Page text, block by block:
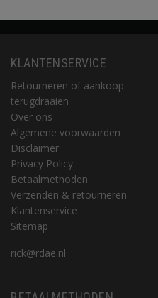
KLANTENSERVICE
Retourneren of aankoop
terugdraaien
Over ons
Algemene voorwaarden
Disclaimer
Privacy Policy
Betaalmethoden
Verzenden & retourneren
Klantenservice
Sitemap
rick@rdae.nl